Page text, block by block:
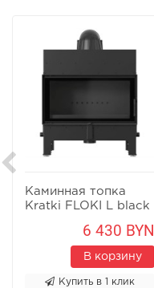
Каминная топка
Kratki FLOKI L black
6 430 BYN
В корзину
Купить в 1 клик